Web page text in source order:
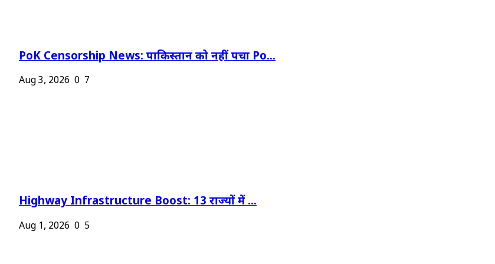
PoK Censorship News: पाकिस्तान को नहीं पचा Po...
Aug 3, 2026 0 7
Highway Infrastructure Boost: 13 राज्यों में ...
Aug 1, 2026 0 5